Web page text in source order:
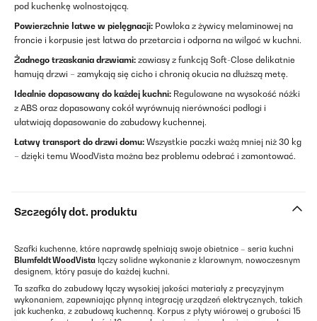
pod kuchenkę wolnostojącą.
Powierzchnie łatwe w pielęgnacji: Powłoka z żywicy melaminowej na
froncie i korpusie jest łatwa do przetarcia i odporna na wilgoć w kuchni.
Żadnego trzaskania drzwiami: zawiasy z funkcją Soft-Close delikatnie
hamują drzwi – zamykają się cicho i chronią okucia na dłuższą metę.
Idealnie dopasowany do każdej kuchni: Regulowane na wysokość nóżki
z ABS oraz dopasowany cokół wyrównują nierówności podłogi i
ułatwiają dopasowanie do zabudowy kuchennej.
Łatwy transport do drzwi domu: Wszystkie paczki ważą mniej niż 30 kg
– dzięki temu WoodVista można bez problemu odebrać i zamontować.
Szczegóły dot. produktu
Szafki kuchenne, które naprawdę spełniają swoje obietnice – seria kuchni
Blumfeldt WoodVista łączy solidne wykonanie z klarownym, nowoczesnym
designem, który pasuje do każdej kuchni.
Ta szafka do zabudowy łączy wysokiej jakości materiały z precyzyjnym
wykonaniem, zapewniając płynną integrację urządzeń elektrycznych, takich
jak kuchenka, z zabudową kuchenną. Korpus z płyty wiórowej o grubości 15